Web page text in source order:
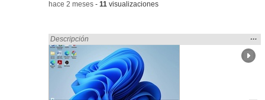
-hace 2 meses -11 visualizaciones
Encontrado «Diseño» en:
Descripción
la
…